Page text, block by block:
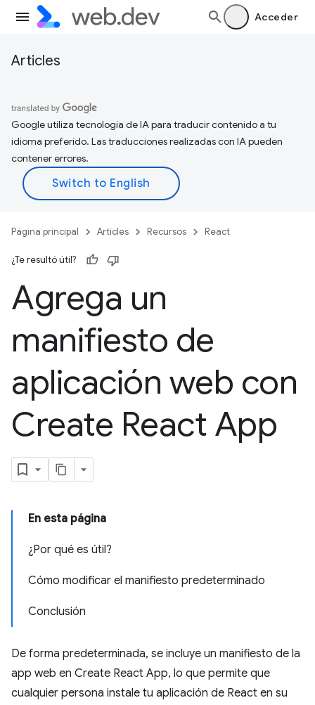
Acceder
Articles
Google utiliza tecnología de IA para traducir contenido a tu
idioma preferido. Las traducciones realizadas con IA pueden
contener errores.
Página principal Articles Recursos React
¿Te resultó útil?
Agrega un
manifiesto de
aplicación web con
Create React App
En esta página
¿Por qué es útil?
Cómo modificar el manifiesto predeterminado
Conclusión
De forma predeterminada, se incluye un manifiesto de la
app web en Create React App, lo que permite que
cualquier persona instale tu aplicación de React en su